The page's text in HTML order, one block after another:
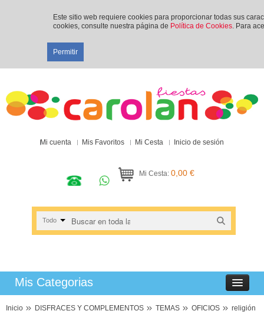
Este sitio web requiere cookies para proporcionar todas sus
cookies, consulte nuestra página de Política de Cookies. Para
Permitir
Mi cuenta Mis Favoritos Mi Cesta Inicio de sesión
Mi Cesta: 0,00 €
Todo
Mis Categorias
Inicio DISFRACES Y COMPLEMENTOS TEMAS OFICIOS
religión